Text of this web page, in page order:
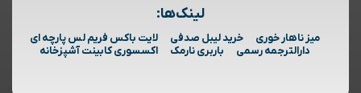
لینک‌ها:
میز ناهار خوری خرید لیبل صدفی
لایت باکس فریم لس پارچه ای
دارالترجمه رسمی
باربری نارمک اکسسوری کابینت آشپزخانه